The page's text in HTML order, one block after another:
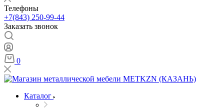
Телефоны
+7(843) 250-99-44
Заказать звонок
0
Каталог